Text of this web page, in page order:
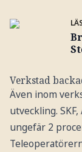
Verkstad
Även inom
utveckling.
ungefär 2